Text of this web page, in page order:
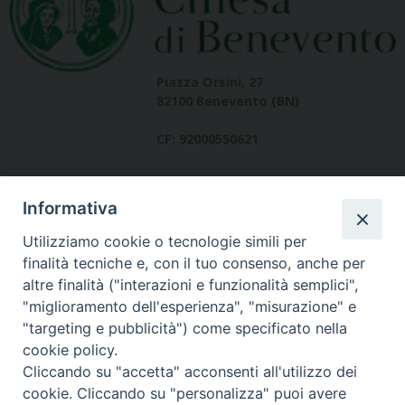
Dove siamo
contatti
Area riservata
Informativa
Utilizziamo cookie o tecnologie simili per
finalità tecniche e, con il tuo consenso, anche per
altre finalità ("interazioni e funzionalità semplici",
"miglioramento dell'esperienza", "misurazione" e
"targeting e pubblicità") come specificato nella
cookie policy.
Cliccando su "accetta" acconsenti all'utilizzo dei
cookie. Cliccando su "personalizza" puoi avere